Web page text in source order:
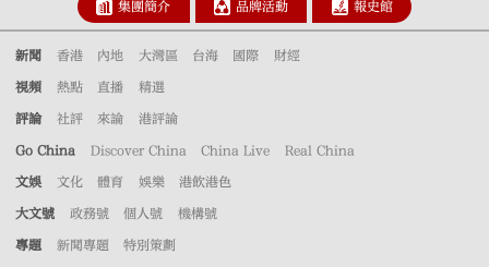
集團簡介 品牌活動 報史館
新聞 香港 內地 大灣區 台海 國際 財經
視頻 熱點 直播 精選
評論 社評 來論 港評論
Go China Discover China China Live Real China
文娛 文化 體育 娛樂 港飲港色
大文號 政務號 個人號 機構號
專題 新聞專題 特別策劃